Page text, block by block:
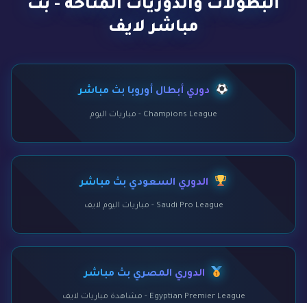
البطولات والدوريات المتاحة - بث
مباشر لايف
دوري أبطال أوروبا بث مباشر
Champions League - مباريات اليوم
الدوري السعودي بث مباشر
Saudi Pro League - مباريات اليوم لايف
الدوري المصري بث مباشر
Egyptian Premier League - مشاهدة مباريات لايف